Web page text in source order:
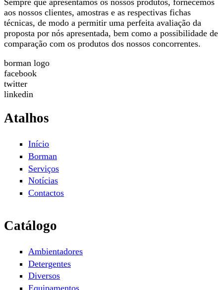
aos nossos clientes, amostras e as respectivas fichas
técnicas, de modo a permitir uma perfeita avaliação da
proposta por nós apresentada, bem como a possibilidade de
comparação com os produtos dos nossos concorrentes.
borman logo
facebook
twitter
linkedin
Atalhos
Início
Borman
Serviços
Notícias
Contactos
Catálogo
Ambientadores
Detergentes
Diversos
Equipamentos